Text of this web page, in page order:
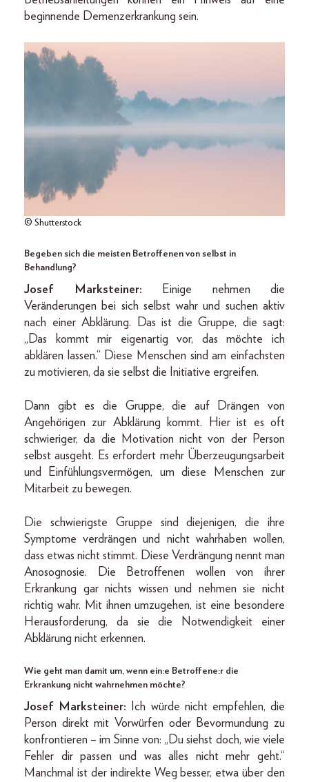
beginnende Demenzerkrankung sein.
© Shutterstock
Begeben sich die meisten Betroffenen von selbst in
Behandlung?
Josef Marksteiner:
Einige nehmen die
Veränderungen bei sich selbst wahr und suchen aktiv
nach einer Abklärung. Das ist die Gruppe, die sagt:
„Das kommt mir eigenartig vor, das möchte ich
abklären lassen.“ Diese Menschen sind am einfachsten
zu motivieren, da sie selbst die Initiative ergreifen.
Dann gibt es die Gruppe, die auf Drängen von
Angehörigen zur Abklärung kommt. Hier ist es oft
schwieriger, da die Motivation nicht von der Person
selbst ausgeht. Es erfordert mehr Überzeugungsarbeit
und Einfühlungsvermögen, um diese Menschen zur
Mitarbeit zu bewegen.
Die schwierigste Gruppe sind diejenigen, die ihre
Symptome verdrängen und nicht wahrhaben wollen,
dass etwas nicht stimmt. Diese Verdrängung nennt man
Anosognosie. Die Betroffenen wollen von ihrer
Erkrankung gar nichts wissen und nehmen sie nicht
richtig wahr. Mit ihnen umzugehen, ist eine besondere
Herausforderung, da sie die Notwendigkeit einer
Abklärung nicht erkennen.
Wie geht man damit um, wenn ein:e Betroffene:r die
Erkrankung nicht wahrnehmen möchte?
Josef Marksteiner:
Ich würde nicht empfehlen, die
Person direkt mit Vorwürfen oder Bevormundung zu
konfrontieren – im Sinne von: „Du siehst doch, wie viele
Fehler dir passen und was alles nicht mehr geht.“
Manchmal ist der indirekte Weg besser, etwa über den